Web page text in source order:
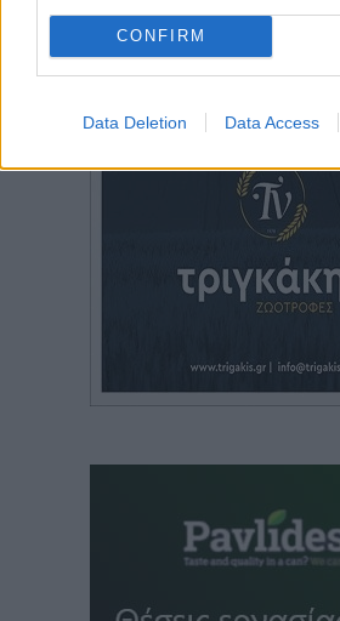
CONFIRM
Data Deletion Data Access